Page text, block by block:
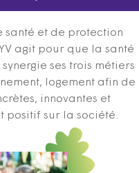
santé et de protection
agit pour que la santé
ses trois métiers
logement afin de
innovantes et
positif sur la société.